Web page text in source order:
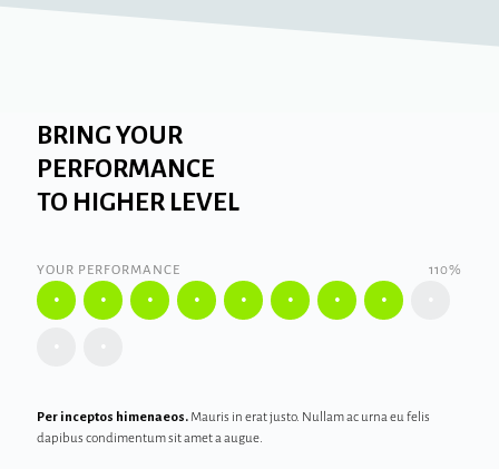
BRING YOUR
PERFORMANCE
TO HIGHER LEVEL
YOUR PERFORMANCE 110%
Per inceptos himenaeos. Mauris in erat justo. Nullam ac urna eu felis
dapibus condimentum sit amet a augue.